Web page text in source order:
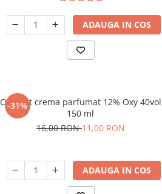
ADAUGA IN COS
-31%
Oxidant crema parfumat 12% Oxy 40vol
150 ml
16,00 RON11,00 RON
ADAUGA IN COS